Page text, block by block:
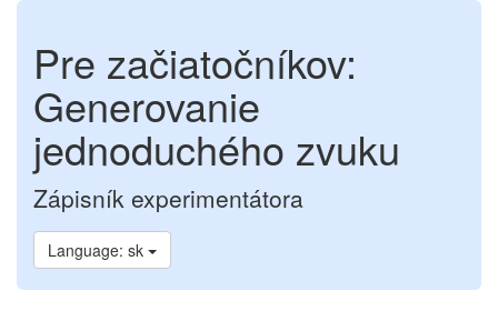
Pre začiatočníkov:
Generovanie
jednoduchého zvuku
Zápisník experimentátora
Language: sk